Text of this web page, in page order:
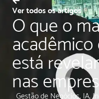
Ver todos os artigos
O que o
está
nas
Gestão de Negócios, IA,